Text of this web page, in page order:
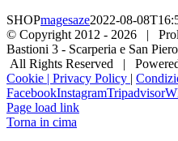
SHOPmagesaze2022-08-
© Copyright 2012 - 2026 |
Bastioni 3 - Scarperia e San
All Rights Reserved |
Cookie | Privacy Policy |
FacebookInstagramTripadvisor
Page load link
Torna in cima